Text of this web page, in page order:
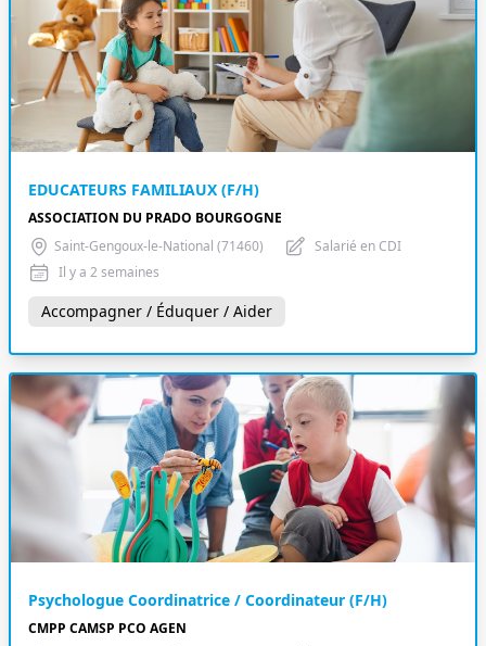
EDUCATEURS FAMILIAUX (F/H)
ASSOCIATION DU PRADO BOURGOGNE
Saint-Gengoux-le-National (71460)
Salarié en CDI
Il y a 2 semaines
Accompagner / Éduquer / Aider
Psychologue Coordinatrice / Coordinateur (F/H)
CMPP CAMSP PCO AGEN